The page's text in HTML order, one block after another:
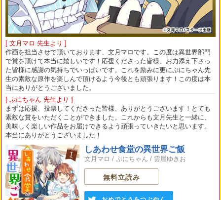
[ 文月マロ 先生より ]
作画を担当させて頂いております、文月マロです。この度は異世界部門
で賞を頂けて本当に嬉しいです！応援くださった皆様、お力添え下さっ
た皆様に感謝の気持ちでいっぱいです。これを励みに更にぷにちゃん先
生の素敵な原作を楽しんで頂けるよう今後とも頑張ります！この度は本
当にありがとうございました。
[ ぷにちゃん 先生より ]
まずは応援、投票してくださった皆様、ありがとうございます！とても
素敵な賞をいただくことができました。これからも文月先生と一緒に、
美味しく楽しい作品をお届けできるよう頑張っていきたいと思います。
本当にありがとうございました！
しあわせ食堂の異世界ご飯
文月マロ / ぷにちゃん / 雲屋ゆきお
無料立読み